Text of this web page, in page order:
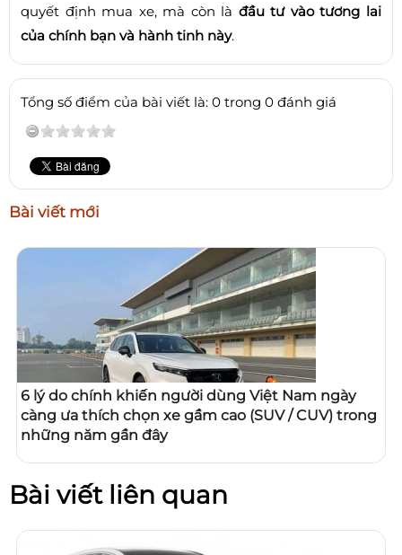
quyết định mua xe, mà còn là đầu tư vào tương lai
của chính bạn và hành tinh này.
Tổng số điểm của bài viết là: 0 trong 0 đánh giá
Bài viết mới
6 lý do chính khiến người dùng Việt Nam ngày
càng ưa thích chọn xe gầm cao (SUV / CUV) trong
những năm gần đây
Bài viết liên quan